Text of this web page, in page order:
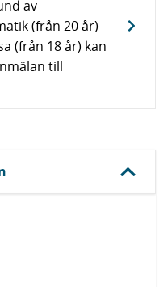
av
(från 20 år)
(från 18 år) kan
till